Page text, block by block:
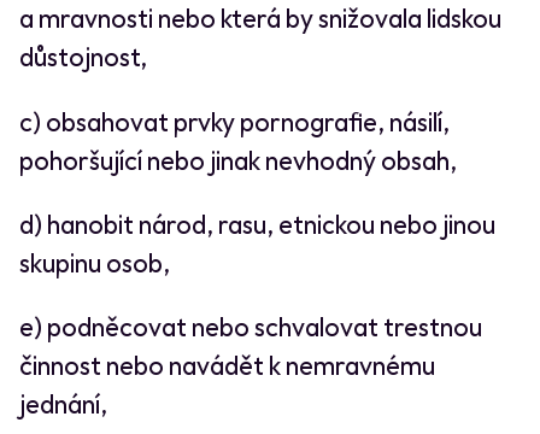
a mravnosti nebo která by snižovala lidskou
důstojnost,
c) obsahovat prvky pornografie, násilí,
pohoršující nebo jinak nevhodný obsah,
d) hanobit národ, rasu, etnickou nebo jinou
skupinu osob,
e) podněcovat nebo schvalovat trestnou
činnost nebo navádět k nemravnému
jednání,